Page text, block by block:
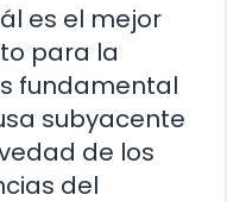
es el mejor
para la
fundamental
subyacente
de los
del